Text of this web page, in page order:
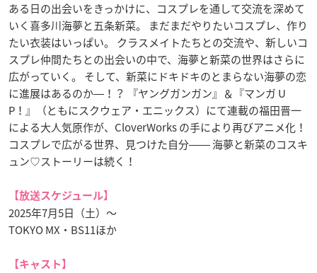
ある日の出会いをきっかけに、コスプレを通して交流を深めて
いく喜多川海夢と五条新菜。 まだまだやりたいコスプレ、作り
たい衣装はいっぱい。 クラスメイトたちとの交流や、新しいコ
スプレ仲間たちとの出会いの中で、海夢と新菜の世界はさらに
広がっていく。 そして、新菜にドキドキのとまらない海夢の恋
に進展はあるのか―！？ 『ヤングガンガン』＆『マンガ U
P！』（ともにスクウェア・エニックス）にて連載の福田晋一
による大人気原作が、CloverWorks の手により再びアニメ化！
コスプレで広がる世界、見つけた自分―― 海夢と新菜のコスキ
ュン♡ストーリーは続く！
【放送スケジュール】
2025年7月5日（土）～
TOKYO MX・BS11ほか
【キャスト】